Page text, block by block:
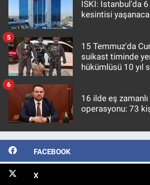
İSKİ: İstanbul'da
kesintisi
15 Temmuz'da
suikast timinde
hükümlüsü 10 yıl
5
16 ilde eş zamanlı
operasyonu: 73
6
FACEBOOK
X